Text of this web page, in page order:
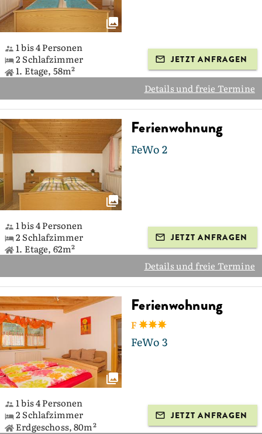
1 bis 4 Personen
2 Schlafzimmer
1. Etage, 58m²
JETZT ANFRAGEN
Details und freie Termine
Ferienwohnung
FeWo 2
1 bis 4 Personen
2 Schlafzimmer
1. Etage, 62m²
JETZT ANFRAGEN
Details und freie Termine
Ferienwohnung
F
FeWo 3
1 bis 4 Personen
2 Schlafzimmer
Erdgeschoss, 80m²
JETZT ANFRAGEN